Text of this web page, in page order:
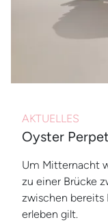
AKTUELLES
Oyster
Um Mitternacht
zu einer Brücke
zwischen bereits
erleben gilt.